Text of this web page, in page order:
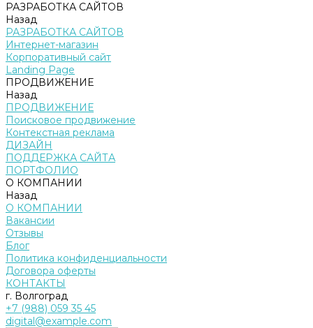
РАЗРАБОТКА САЙТОВ
Назад
РАЗРАБОТКА САЙТОВ
Интернет-магазин
Корпоративный сайт
Landing Page
ПРОДВИЖЕНИЕ
Назад
ПРОДВИЖЕНИЕ
Поисковое продвижение
Контекстная реклама
ДИЗАЙН
ПОДДЕРЖКА САЙТА
ПОРТФОЛИО
О КОМПАНИИ
Назад
О КОМПАНИИ
Вакансии
Отзывы
Блог
Политика конфиденциальности
Договора оферты
КОНТАКТЫ
г. Волгоград
+7 (988) 059 35 45
digital@example.com